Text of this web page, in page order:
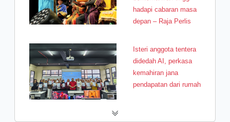
hadapi cabaran masa
depan – Raja Perlis
Isteri anggota tentera
didedah AI, perkasa
kemahiran jana
pendapatan dari rumah